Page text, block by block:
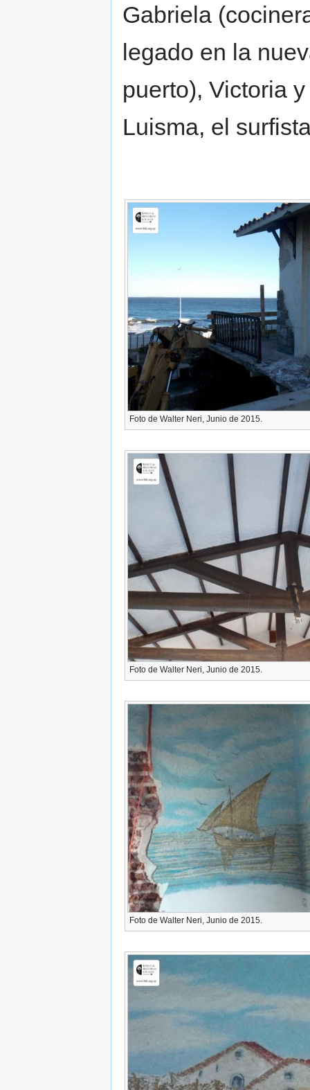
Gabriela
legado en la
puerto), Victoria
Luisma, el
Foto de Walter Neri, Junio de 2015.
Foto de Walter Neri, Junio de 2015.
Foto de Walter Neri, Junio de 2015.